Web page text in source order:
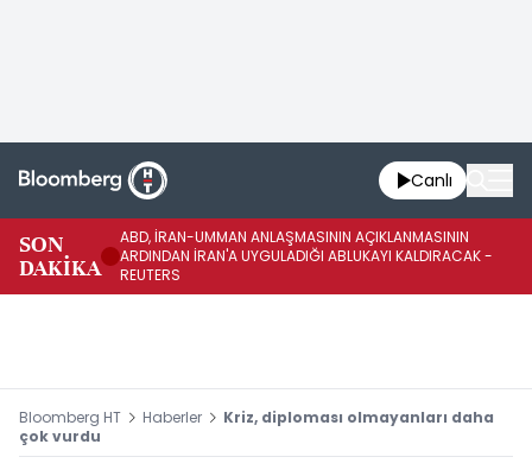
Canlı
SON
DAKİKA
ABD, İRAN-UMMAN ANLAŞMASININ AÇIKLANMASININ
ARDINDAN İRAN'A UYGULADIĞI ABLUKAYI KALDIRACAK -
REUTERS
Bloomberg HT Haberler
Kriz, diploması olmayanları daha
çok vurdu